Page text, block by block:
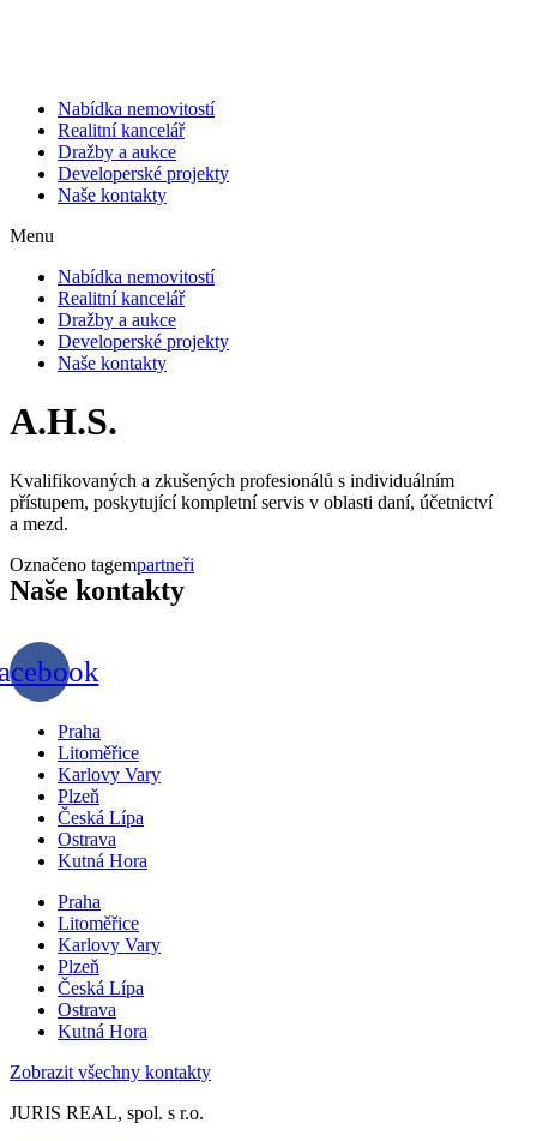
Nabídka nemovitostí
Realitní kancelář
Dražby a aukce
Developerské projekty
Naše kontakty
Menu
Nabídka nemovitostí
Realitní kancelář
Dražby a aukce
Developerské projekty
Naše kontakty
A.H.S.
Kvalifikovaných a zkušených profesionálů s individuálním
přístupem, poskytující kompletní servis v oblasti daní, účetnictví
a mezd.
Označeno tagempartneři
Naše kontakty
Praha
Litoměřice
Karlovy Vary
Plzeň
Česká Lípa
Ostrava
Kutná Hora
Praha
Litoměřice
Karlovy Vary
Plzeň
Česká Lípa
Ostrava
Kutná Hora
Zobrazit všechny kontakty
JURIS REAL, spol. s r.o.